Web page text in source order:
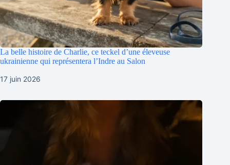
La belle histoire de Charlie, ce teckel d’une éleveuse
ukrainienne qui représentera l’Indre au Salon
17 juin 2026